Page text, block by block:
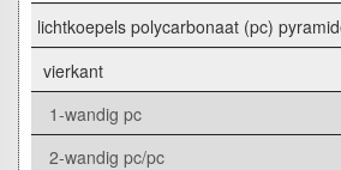
lichtkoepels polycarbonaat (pc)
vierkant
1-wandig pc
2-wandig pc/pc